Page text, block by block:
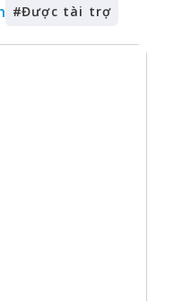
#Được tài trợ